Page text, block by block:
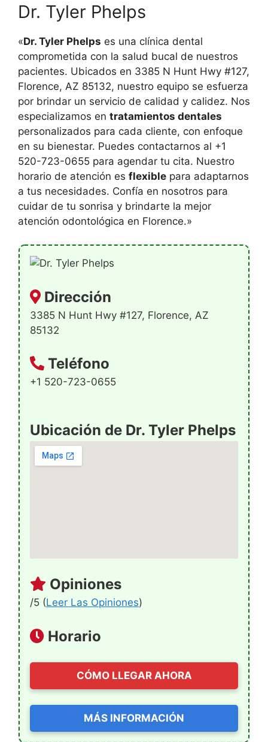
Dr. Tyler Phelps
«Dr. Tyler Phelps es una clínica dental
comprometida con la salud bucal de nuestros
pacientes. Ubicados en 3385 N Hunt Hwy #127,
Florence, AZ 85132, nuestro equipo se esfuerza
por brindar un servicio de calidad y calidez. Nos
especializamos en tratamientos dentales
personalizados para cada cliente, con enfoque
en su bienestar. Puedes contactarnos al +1
520-723-0655 para agendar tu cita. Nuestro
horario de atención es flexible para adaptarnos
a tus necesidades. Confía en nosotros para
cuidar de tu sonrisa y brindarte la mejor
atención odontológica en Florence.»
Dirección
3385 N Hunt Hwy #127, Florence, AZ
85132
Teléfono
+1 520-723-0655
Ubicación de Dr. Tyler Phelps
Opiniones
/5 (Leer Las Opiniones)
Horario
CÓMO LLEGAR AHORA
MÁS INFORMACIÓN